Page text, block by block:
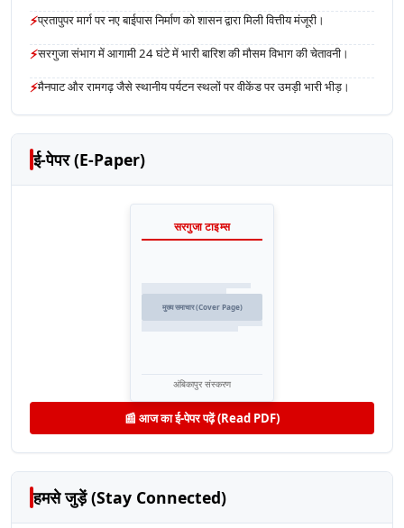
⚡प्रतापुपर मार्ग पर नए बाईपास निर्माण को शासन द्वारा मिली वित्तीय मंजूरी।
⚡सरगुजा संभाग में आगामी 24 घंटे में भारी बारिश की मौसम विभाग की चेतावनी।
⚡मैनपाट और रामगढ़ जैसे स्थानीय पर्यटन स्थलों पर वीकेंड पर उमड़ी भारी भीड़।
ई-पेपर (E-Paper)
सरगुजा टाइम्स
मुख्य समाचार (Cover Page)
अंबिकापुर संस्करण
📰 आज का ई-पेपर पढ़ें (Read PDF)
हमसे जुड़ें (Stay Connected)